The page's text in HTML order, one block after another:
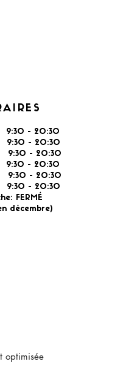
- 20:30
- 20:30
9:30 - 20:30
- 20:30
9:30 - 20:30
- 20:30
FERMÉ
décembre)
optimisée